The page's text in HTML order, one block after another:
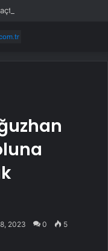
2023 0 5